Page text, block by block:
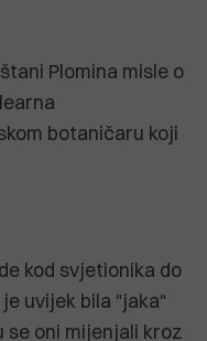
Plomina misle o
botaničaru koji
kod svjetionika do
uvijek bila "jaka"
se oni mijenjali kroz